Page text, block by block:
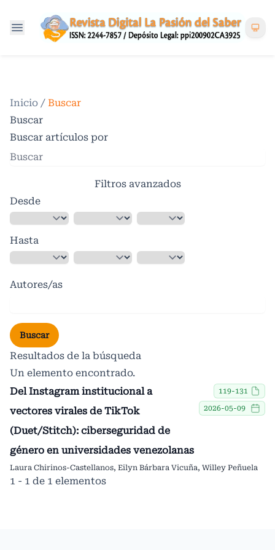
Inicio / Buscar
Buscar
Buscar artículos por
Filtros avanzados
Desde
Hasta
Autores/as
Buscar
Resultados de la búsqueda
Un elemento encontrado.
Del Instagram institucional a
vectores virales de TikTok
(Duet/Stitch): ciberseguridad de
género en universidades venezolanas
119-131
2026-05-09
Laura Chirinos-Castellanos, Eilyn Bárbara Vicuña, Willey Peñuela
1 - 1 de 1 elementos